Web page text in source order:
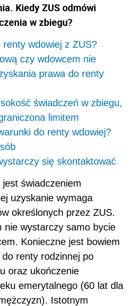
Kiedy ZUS odmówi
w zbiegu?
renty wdowiej z ZUS?
czy wdowcem nie
prawa do renty
świadczeń w zbiegu,
limitem
do renty wdowiej?
się skontaktować
jest świadczeniem
uzyskanie wymaga
określonych przez ZUS.
nie wystarczy samo bycie
Konieczne jest bowiem
renty rodzinnej po
oraz ukończenie
emerytalnego (60 lat dla
Istotnym